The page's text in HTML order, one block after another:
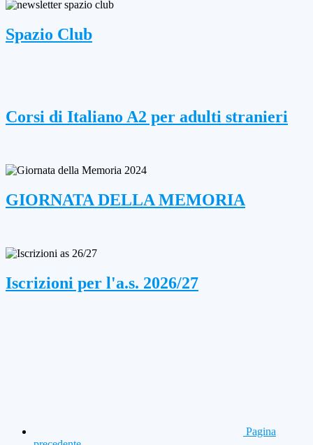
Spazio Club
Corsi di Italiano A2 per adulti stranieri
GIORNATA DELLA MEMORIA
Iscrizioni per l'a.s. 2026/27
Pagina